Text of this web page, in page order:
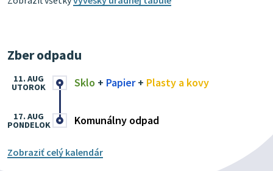
Zber odpadu
Sklo + Papier+ Plasty a kovy
11. AUG
UTOROK
Komunálny odpad
17. AUG
PONDELOK
Zobraziť celý kalendár